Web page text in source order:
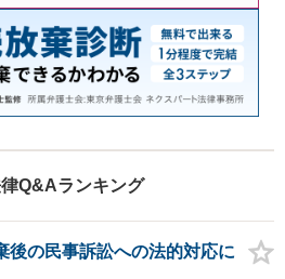
Q&Aランキング
後の民事訴訟への法的対応に